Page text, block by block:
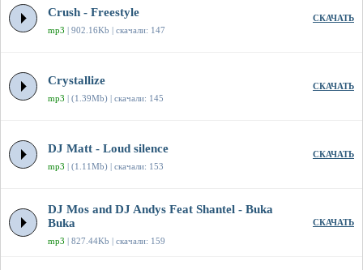
Crush - Freestyle
mp3 | 902.16Kb | скачали: 147
СКАЧАТЬ
Crystallize
mp3 | (1.39Mb) | скачали: 145
СКАЧАТЬ
DJ Matt - Loud silence
mp3 | (1.11Mb) | скачали: 153
СКАЧАТЬ
DJ Mos and DJ Andys Feat Shantel - Buka
Buka
mp3 | 827.44Kb | скачали: 159
СКАЧАТЬ